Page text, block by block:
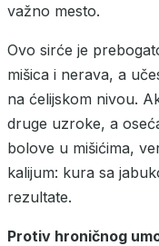
važno mesto.
Ovo sirće je
mišica i nerava, a
na ćelijskom nivou.
druge uzroke, a
bolove u mišićima,
kalijum: kura sa
rezultate.
Protiv hroničnog